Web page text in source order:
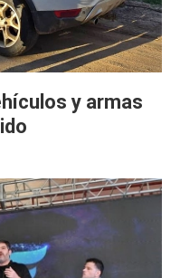
y armas